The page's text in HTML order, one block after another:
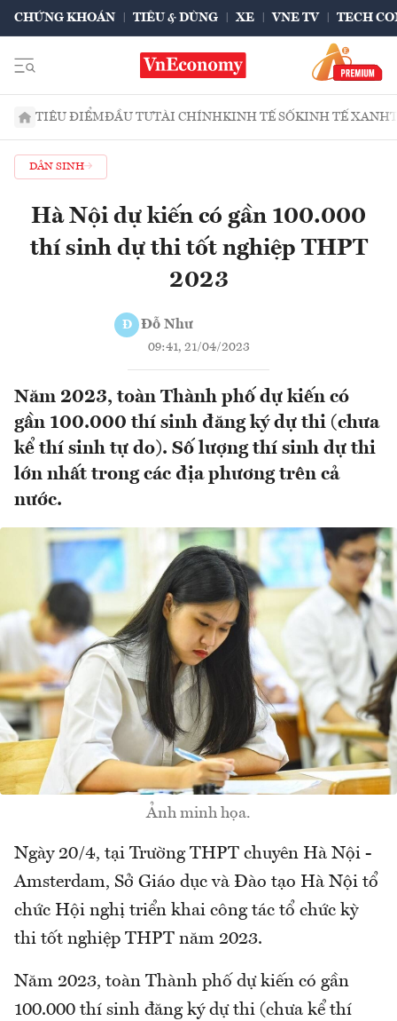
CHỨNG KHOÁN TIÊU & DÙNG XE VNE TV TECH
TIÊU ĐIỂMĐẦU TƯTÀI CHÍNHKINH TẾ SỐKINH TẾ XANH
DÂN SINH
Hà Nội dự kiến có gần 100.000
thí sinh dự thi tốt nghiệp THPT
2023
Đ Đỗ Như
09:41, 21/04/2023
Năm 2023, toàn Thành phố dự kiến có
gần 100.000 thí sinh đăng ký dự thi (chưa
kể thí sinh tự do). Số lượng thí sinh dự thi
lớn nhất trong các địa phương trên cả
nước.
Ảnh minh họa.
Ngày 20/4, tại Trường THPT chuyên Hà Nội -
Amsterdam, Sở Giáo dục và Đào tạo Hà Nội tổ
chức Hội nghị triển khai công tác tổ chức kỳ
thi tốt nghiệp THPT năm 2023.
Năm 2023, toàn Thành phố dự kiến có gần
100.000 thí sinh đăng ký dự thi (chưa kể thí